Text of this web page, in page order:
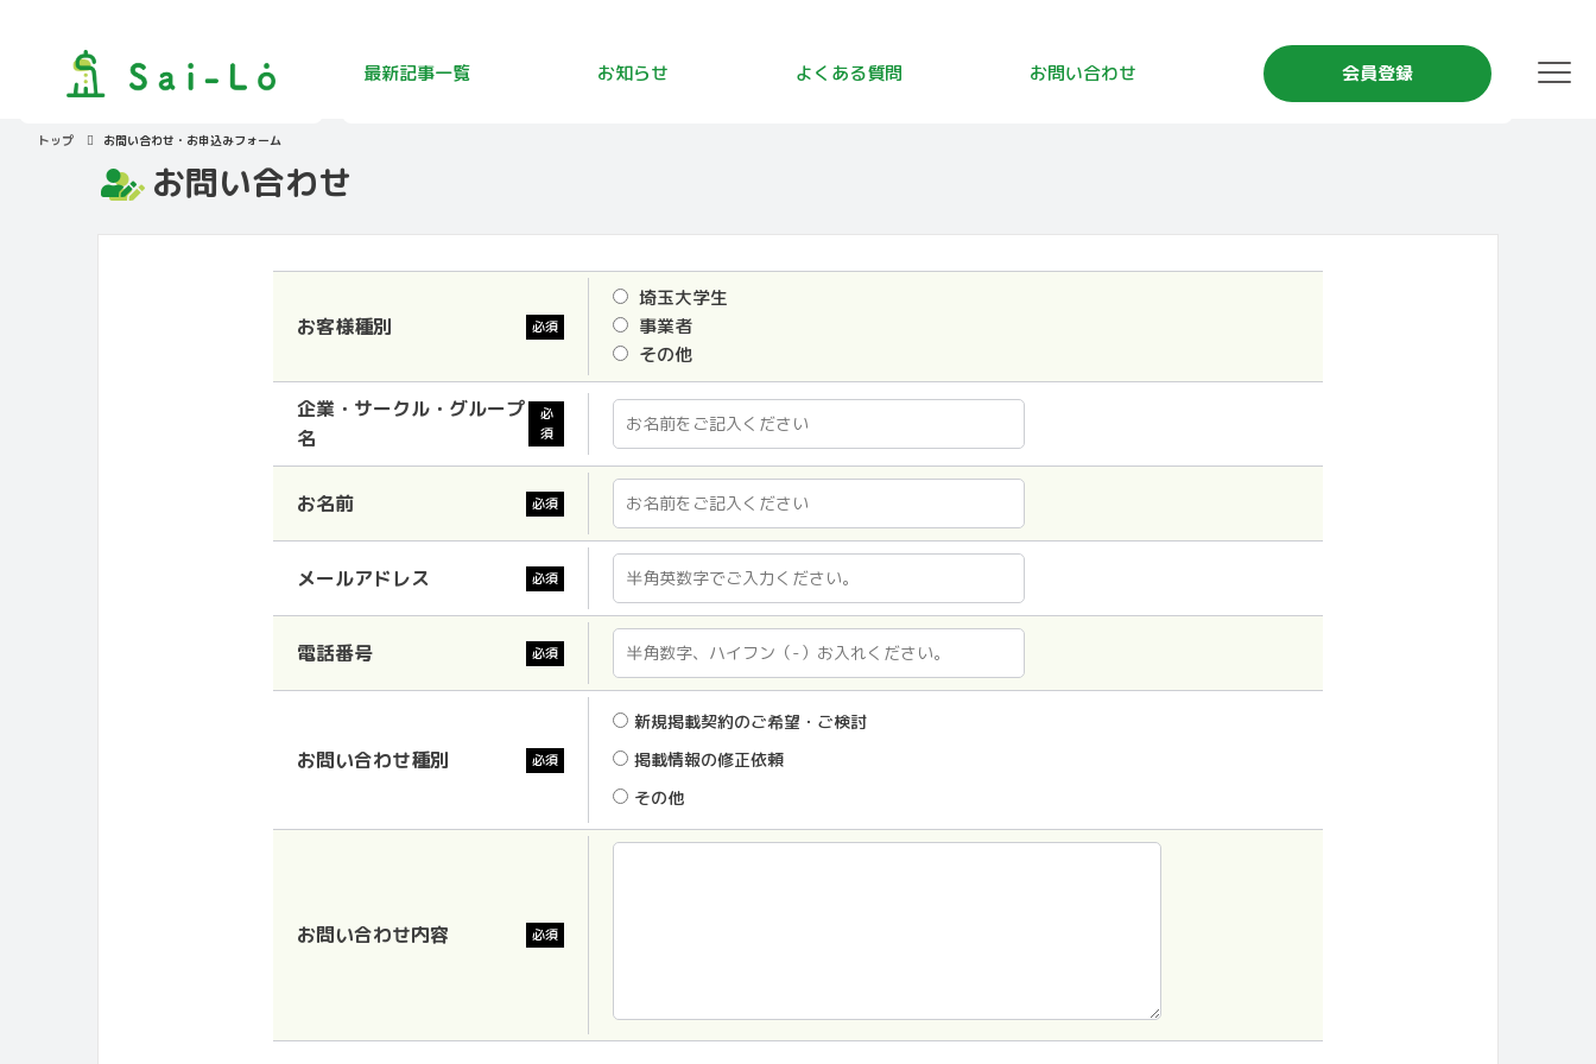
最新記事一覧 お知らせ よくある質問 お問い合わせ 会員登録
トップ お問い合わせ・お申込みフォーム
お問い合わせ
お客様種別 必須
埼玉大学生
事業者
その他
企業・サークル・グループ
名
必
須
お名前 必須
メールアドレス 必須
電話番号 必須
お問い合わせ種別 必須
新規掲載契約のご希望・ご検討
掲載情報の修正依頼
その他
お問い合わせ内容 必須